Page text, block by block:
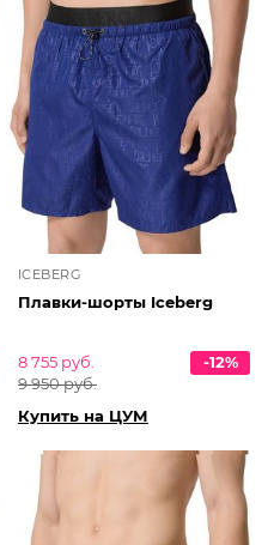
ICEBERG
Плавки-шорты Iceberg
8 755 руб.
9 950 руб.
-12%
Купить на ЦУМ